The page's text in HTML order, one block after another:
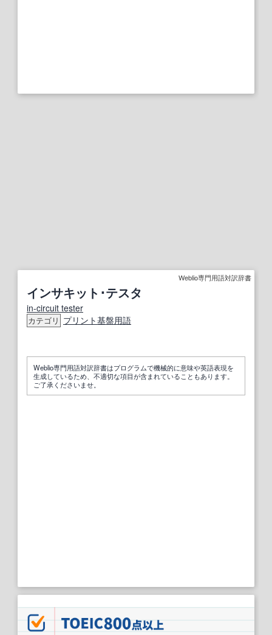
Weblio専門用語対訳辞書
インサキット･テスタ
in-circuit tester
カテゴリ プリント基盤用語
Weblio専門用語対訳辞書はプログラムで機械的に意味や英語表現を
生成しているため、不適切な項目が含まれていることもあります。
ご了承くださいませ。